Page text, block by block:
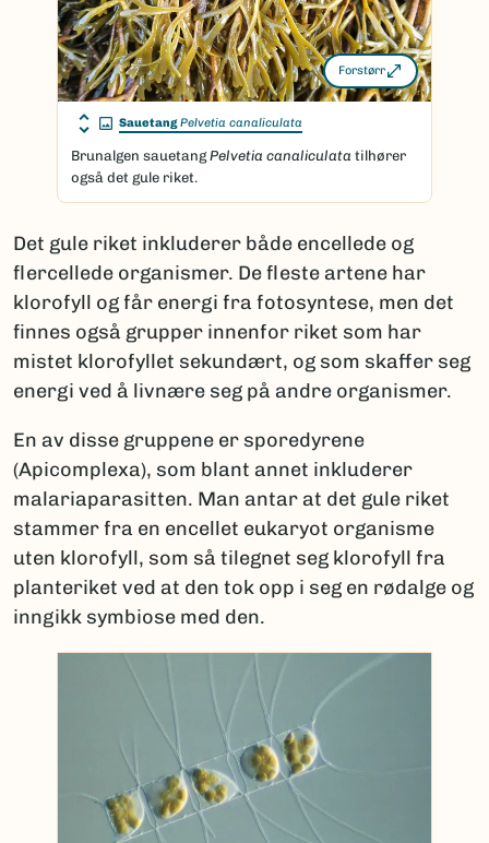
Forstørr
Sauetang Pelvetia canaliculata
Brunalgen sauetangPelvetia canaliculata tilhører
også det gule riket.
Det gule riket inkluderer både encellede og
flercellede organismer. De fleste artene har
klorofyll og får energi fra fotosyntese, men det
finnes også grupper innenfor riket som har
mistet klorofyllet sekundært, og som skaffer seg
energi ved å livnære seg på andre organismer.
En av disse gruppene er sporedyrene
(Apicomplexa), som blant annet inkluderer
malariaparasitten. Man antar at det gule riket
stammer fra en encellet eukaryot organisme
uten klorofyll, som så tilegnet seg klorofyll fra
planteriket ved at den tok opp i seg en rødalge og
inngikk symbiose med den.